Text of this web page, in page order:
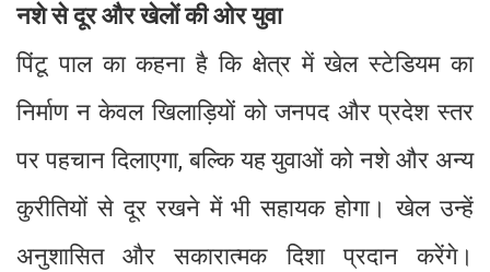
नशे से दूर और खेलों की ओर युवा
पिंटू पाल का कहना है कि क्षेत्र में खेल स्टेडियम का
निर्माण न केवल खिलाड़ियों को जनपद और प्रदेश स्तर
पर पहचान दिलाएगा, बल्कि यह युवाओं को नशे और अन्य
कुरीतियों से दूर रखने में भी सहायक होगा। खेल उन्हें
अनुशासित और सकारात्मक दिशा प्रदान करेंगे।